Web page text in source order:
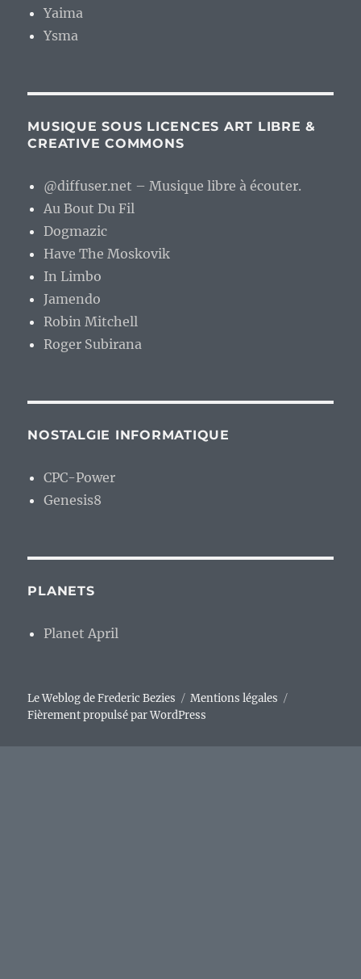
Yaima
Ysma
MUSIQUE SOUS LICENCES ART LIBRE &
CREATIVE COMMONS
@diffuser.net – Musique libre à écouter.
Au Bout Du Fil
Dogmazic
Have The Moskovik
In Limbo
Jamendo
Robin Mitchell
Roger Subirana
NOSTALGIE INFORMATIQUE
CPC-Power
Genesis8
PLANETS
Planet April
Le Weblog de Frederic Bezies
Mentions légales
Fièrement propulsé par WordPress